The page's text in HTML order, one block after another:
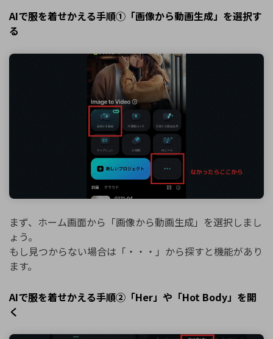
AIで服を着せかえる手順①「画像から動画生成」を選択す
る
まず、ホーム画面から「画像から動画生成」を選択しまし
ょう。
もし見つからない場合は「・・・」から探すと機能があり
ます。
AIで服を着せかえる手順②「Her」や「Hot Body」を開
く